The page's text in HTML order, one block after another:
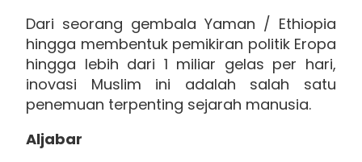
Dari seorang gembala Yaman / Ethiopia
hingga membentuk pemikiran politik Eropa
hingga lebih dari 1 miliar gelas per hari,
inovasi Muslim ini adalah salah satu
penemuan terpenting sejarah manusia.
Aljabar